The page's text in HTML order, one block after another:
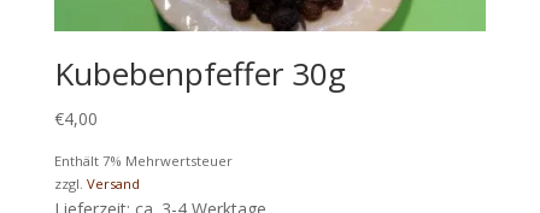
Kubebenpfeffer 30g
€4,00
Enthält 7% Mehrwertsteuer
zzgl. Versand